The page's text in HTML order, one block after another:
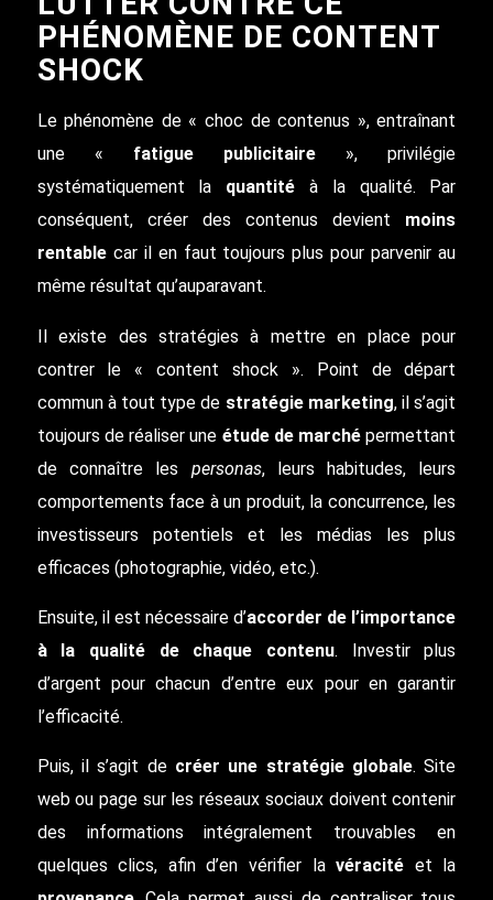
PHÉNOMÈNE DE CONTENT
SHOCK
Le phénomène de « choc de contenus », entraînant
une « fatigue publicitaire », privilégie
systématiquement la quantitéà la qualité. Par
conséquent, créer des contenus devient moins
rentablecar il en faut toujours plus pour parvenir au
même résultat qu’auparavant.
Il existe des stratégies à mettre en place pour
contrer le « content shock ». Point de départ
commun à tout type de stratégie marketing, il s’agit
toujours de réaliser une étude de marché permettant
de connaître les personas, leurs habitudes, leurs
comportements face à un produit, la concurrence, les
investisseurs potentiels et les médias les plus
efficaces (photographie, vidéo, etc.).
Ensuite, il est nécessaire d’accorder de l’importance
à la qualité de chaque contenu. Investir plus
d’argent pour chacun d’entre eux pour en garantir
l’efficacité.
Puis, il s’agit de créer une stratégie globale. Site
web ou page sur les réseaux sociaux doivent contenir
des informations intégralement trouvables en
quelques clics, afin d’en vérifier lavéracité et la